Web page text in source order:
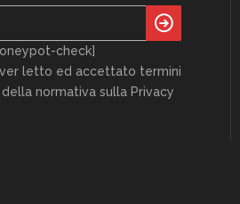
check]
letto ed accettato termini
normativa sulla Privacy